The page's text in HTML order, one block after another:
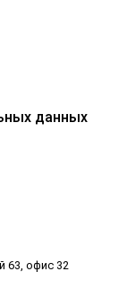
данных
63, офис 32